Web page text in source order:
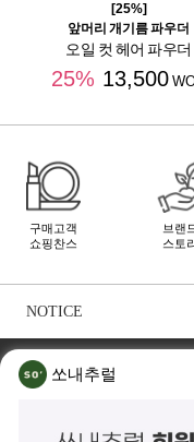
[25%]
앞머리 개기름 파우더
오일 컷 헤어 파우더
25% 13,500
구매고객
쇼핑찬스
브랜
스토
NOTICE
쏘내추럴 소개
사업자등록번호 261-81-21889
쏘내추럴